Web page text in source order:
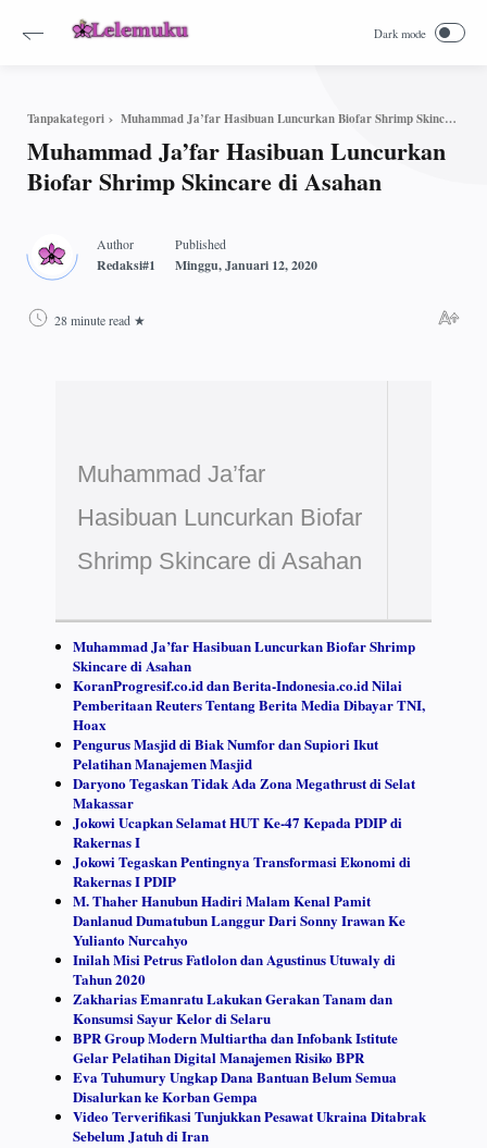
Tanpakategori Muhammad Ja’far Hasibuan Luncurkan Biofar Shrimp Skincare di Asahan
Muhammad Ja’far Hasibuan Luncurkan
Biofar Shrimp Skincare di Asahan
28 minute read
Muhammad Ja’far
Hasibuan Luncurkan Biofar
Shrimp Skincare di Asahan
Muhammad Ja’far Hasibuan Luncurkan Biofar Shrimp
Skincare di Asahan
KoranProgresif.co.id dan Berita-Indonesia.co.id Nilai
Pemberitaan Reuters Tentang Berita Media Dibayar TNI,
Hoax
Pengurus Masjid di Biak Numfor dan Supiori Ikut
Pelatihan Manajemen Masjid
Daryono Tegaskan Tidak Ada Zona Megathrust di Selat
Makassar
Jokowi Ucapkan Selamat HUT Ke-47 Kepada PDIP di
Rakernas I
Jokowi Tegaskan Pentingnya Transformasi Ekonomi di
Rakernas I PDIP
M. Thaher Hanubun Hadiri Malam Kenal Pamit
Danlanud Dumatubun Langgur Dari Sonny Irawan Ke
Yulianto Nurcahyo
Inilah Misi Petrus Fatlolon dan Agustinus Utuwaly di
Tahun 2020
Zakharias Emanratu Lakukan Gerakan Tanam dan
Konsumsi Sayur Kelor di Selaru
BPR Group Modern Multiartha dan Infobank Istitute
Gelar Pelatihan Digital Manajemen Risiko BPR
Eva Tuhumury Ungkap Dana Bantuan Belum Semua
Disalurkan ke Korban Gempa
Video Terverifikasi Tunjukkan Pesawat Ukraina Ditabrak
Sebelum Jatuh di Iran